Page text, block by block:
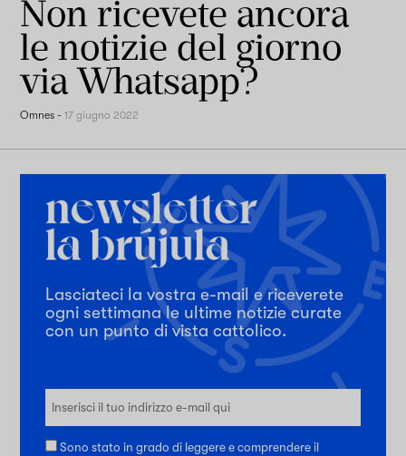
Non ricevete ancora
le notizie del giorno
via Whatsapp?
Omnes -17 giugno 2022
Lasciateci la vostra e-mail e riceverete
ogni settimana le ultime notizie curate
con un punto di vista cattolico.
Sono stato in grado di leggere e comprendere il